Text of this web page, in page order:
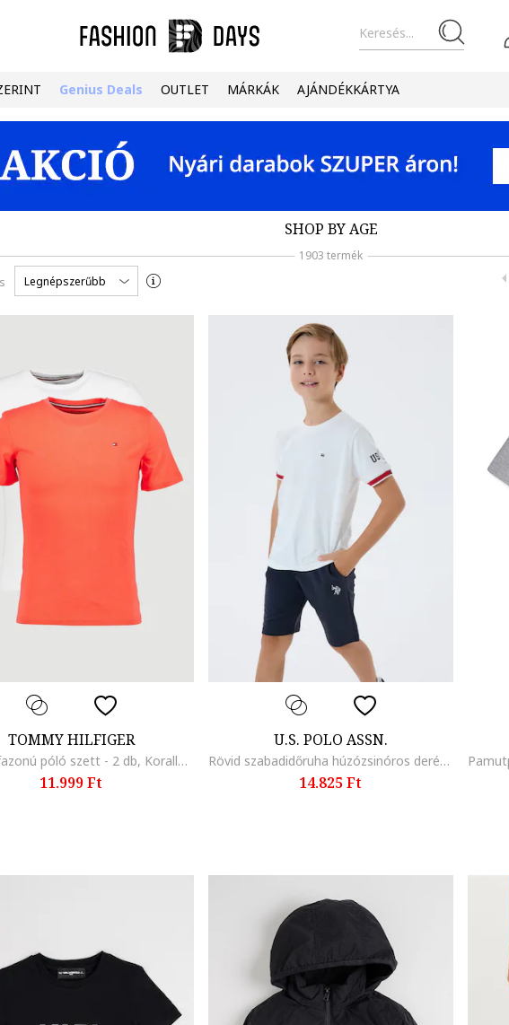
Keresés...
Genius Deals OUTLET MÁRKÁK AJÁNDÉKKÁRTYA
SHOP BY AGE
1903 termék
Legnépszerűbb
TOMMY HILFIGER
Normál fazonú póló szett - 2 db, Korallszín/Fehér
11.999 Ft
U.S. POLO ASSN.
Rövid szabadidőruha húzózsinóros derékrésszel, Fehér/Sötétkék
14.825 Ft